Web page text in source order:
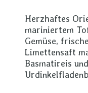
Herzhaftes
mariniertem
Gemüse,
Limettensaft
Basmatireis